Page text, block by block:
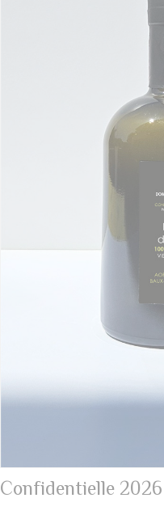
Confidentielle